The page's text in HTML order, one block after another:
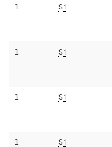
1 S1
1 S1
1 S1
1 S1